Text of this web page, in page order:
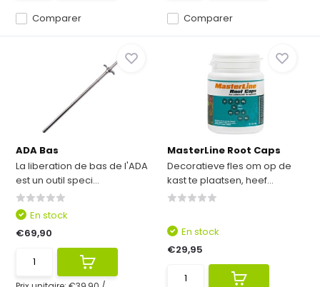
Comparer Comparer
ADA Bas
La liberation de bas de l'ADA
est un outil speci...
En stock
€69,90
MasterLine Root Caps
Decoratieve fles om op de
kast te plaatsen, heef...
En stock
€29,95